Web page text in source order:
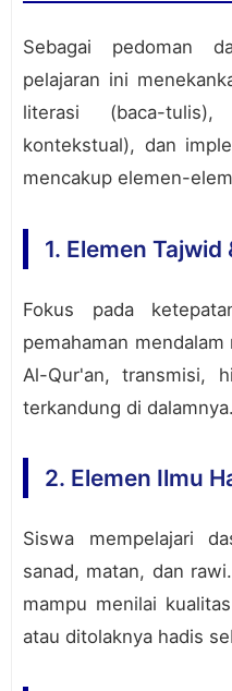
Sebagai pedoman
pelajaran ini
literasi (baca-tulis),
kontekstual), dan
mencakup elemen-
1. Elemen
Fokus pada
pemahaman
Al-Qur'an, transmisi,
terkandung di dalamnya.
2. Elemen Ilmu
Siswa mempelajari
sanad, matan, dan
mampu menilai
atau ditolaknya hadis